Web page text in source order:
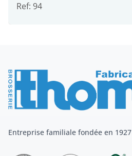
Ref: 94
Entreprise familiale fondée en 1927